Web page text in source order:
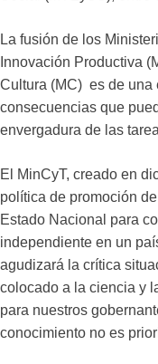
La fusión de los
Innovación Productiva
Cultura (MC) es de una
consecuencias que
envergadura de las
El MinCyT, creado en
política de promoción
Estado Nacional para
independiente en un
agudizará la crítica
colocado a la ciencia y
para nuestros
conocimiento no es